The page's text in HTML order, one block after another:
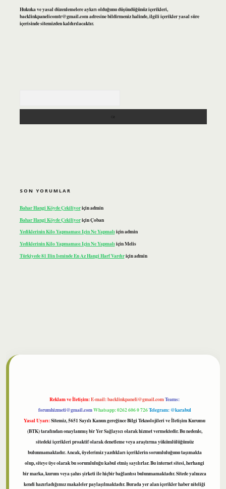
Hukuka ve yasal düzenlemelere aykırı olduğunu düşündüğünüz içerikleri,
backlinkpanelicomtr@gmail.comadresine bildirmeniz halinde, ilgili içerikler yasal süre
içerisinde sitemizden kaldırılacaktır.
SON YORUMLAR
Bahar Hangi Köyde Çekiliyoriçinadmin
Bahar Hangi Köyde ÇekiliyoriçinÇoban
Yediklerinin Kilo Yapmaması Için Ne Yapmalıiçinadmin
Yediklerinin Kilo Yapmaması Için Ne YapmalıiçinMelis
Türkiyede 81 Ilin Isminde En Az Hangi Harf Vardıriçinadmin
Reklam ve İletişim:E-mail:backlinkpaneli@gmail.comTeams:
forumhizmeti@gmail.comWhatsapp: 0262 606 0 726Telegram: @karabul
Yasal Uyarı:Sitemiz, 5651 Sayılı Kanun gereğince Bilgi Teknolojileri ve İletişim Kurumu
(BTK) tarafından onaylanmış bir Yer Sağlayıcı olarak hizmet vermektedir. Bu nedenle,
sitedeki içerikleri proaktif olarak denetleme veya araştırma yükümlülüğümüz
bulunmamaktadır. Ancak, üyelerimiz yazdıkları içeriklerin sorumluluğunu taşımakta
olup, siteye üye olarak bu sorumluluğu kabul etmiş sayılırlar. Bu internet sitesi, herhangi
bir marka, kurum veya şahıs şirketi ile hiçbir bağlantısı bulunmamaktadır. Sitede yalnızca
kendi hazırladığımız makaleler paylaşılmaktadır. Burada yer alan içerikler haber niteliği